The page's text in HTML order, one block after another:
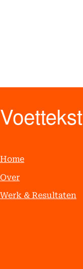
Voettekst
Home
Over
Werk & Resultaten